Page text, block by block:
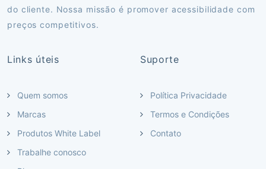
do cliente. Nossa missão é promover acessibilidade com
preços competitivos.
Links úteis
Quem somos
Marcas
Produtos White Label
Trabalhe conosco
Suporte
Política Privacidade
Termos e Condições
Contato